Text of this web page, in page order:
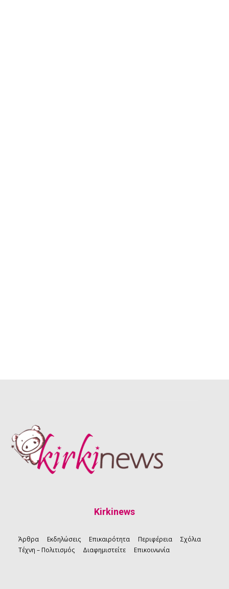
Kirkinews
Άρθρα Εκδηλώσεις Επικαιρότητα Περιφέρεια
Σχόλια
Τέχνη – Πολιτισμός
Διαφημιστείτε Επικοινωνία